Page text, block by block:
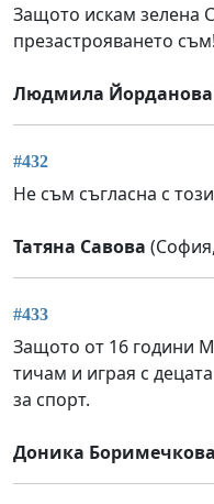
Защото искам зелена
презастрояването
Людмила Йорданова
#432
Не съм съгласна с
Татяна Савова
#433
Защото от 16 години
тичам и играя с
за спорт.
Доника Боримечкова